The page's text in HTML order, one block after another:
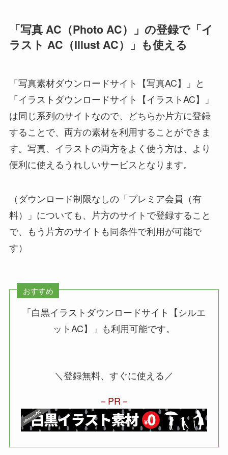
「写真 AC（Photo AC）」の登録で「イ
ラスト AC（Illust AC）」も使える
「写真素材ダウンロードサイト【写真AC】」 と
「イラストダウンロードサイト【イラストAC】」
は同じ系列のサイトなので、どちらか片方に登録
することで、両方の素材を利用することができま
す。写真、イラストの両方をよく使う方は、より
便利に使えるうれしいサービスとなります。
（ダウンロード制限なしの「プレミア会員（有
料）」についても、片方のサイトで登録すること
で、もう片方のサイトも同条件で利用が可能で
す）
おすすめ
「白黒イラストダウンロードサイト【シルエ
ットAC】」 も利用可能です。
＼登録無料、すぐに使える／
PR